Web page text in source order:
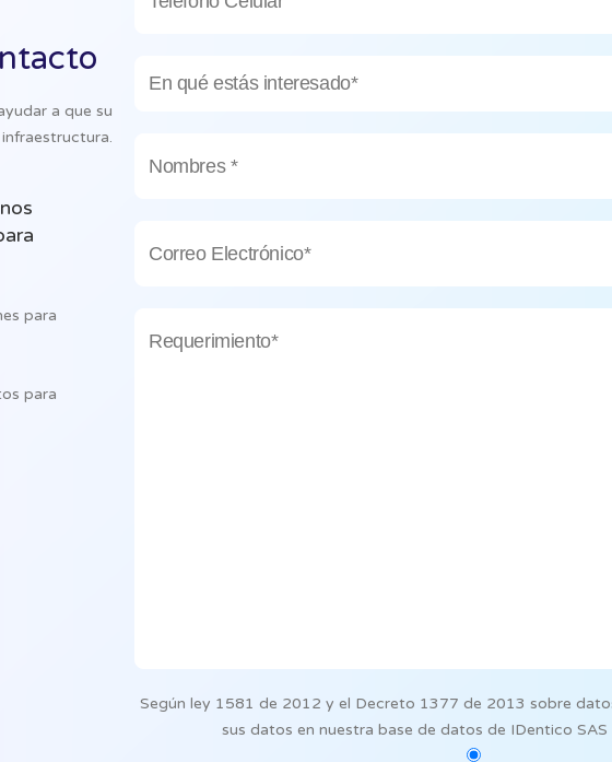
a que su
para
para
Según ley 1581 de 2012 y el Decreto 1377 de 2013 sobre
sus datos en nuestra base de datos de IDentico